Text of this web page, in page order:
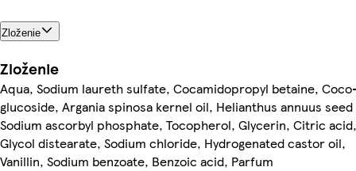
Zloženie
Zloženie
Aqua, Sodium laureth sulfate, Cocamidopropyl betaine,
glucoside, Argania spinosa kernel oil, Helianthus annuus
Sodium ascorbyl phosphate, Tocopherol, Glycerin, Citric acid,
Glycol distearate, Sodium chloride, Hydrogenated castor oil,
Vanillin, Sodium benzoate, Benzoic acid, Parfum